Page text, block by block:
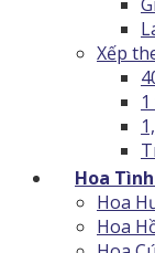
Xếp
Hoa
Hoa
Hoa